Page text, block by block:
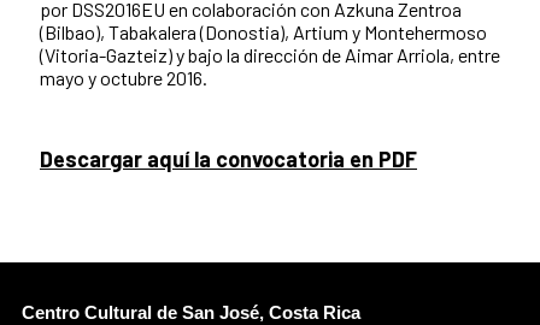
por DSS2016EU en colaboración con Azkuna Zentroa
(Bilbao), Tabakalera (Donostia), Artium y Montehermoso
(Vitoria-Gazteiz) y bajo la dirección de Aimar Arriola, entre
mayo y octubre 2016.
Descargar aquí la convocatoria en PDF
Centro Cultural de San José, Costa Rica